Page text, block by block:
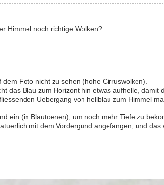
Himmel noch richtige Wolken?
Foto nicht zu sehen (hohe Cirruswolken).
das Blau zum Horizont hin etwas aufhelle, damit
Uebergang von hellblau zum Himmel
ein (in Blautoenen), um noch mehr Tiefe zu
mit dem Vordergund angefangen, und das